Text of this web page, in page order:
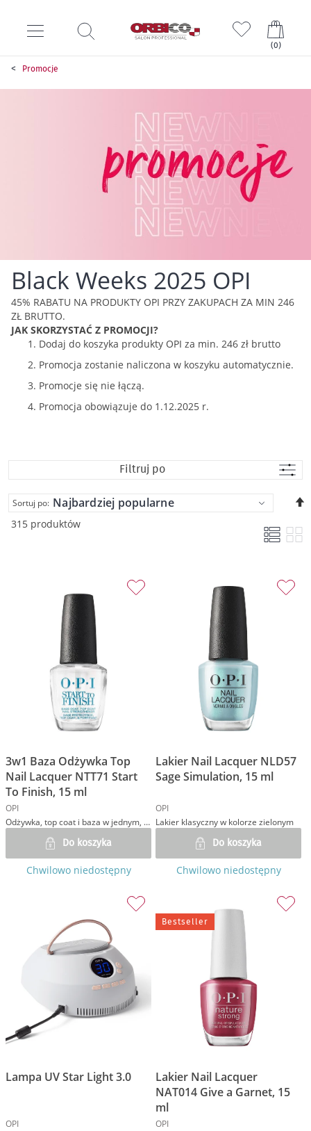
(0)
Promocje
Black Weeks 2025 OPI
45% RABATU NA PRODUKTY OPI PRZY ZAKUPACH ZA MIN 246
ZŁ BRUTTO.
JAK SKORZYSTAĆ Z PROMOCJI?
Dodaj do koszyka produkty OPI za min. 246 zł brutto
Promocja zostanie naliczona w koszyku automatycznie.
Promocje się nie łączą.
Promocja obowiązuje do 1.12.2025 r.
Filtruj po
315 produktów
Sortuj po:
3w1 Baza Odżywka Top
Nail Lacquer NTT71 Start
To Finish, 15 ml
OPI
Odżywka, top coat i baza w jednym, do stylizacji lakierami klasycznymi
Do koszyka
Chwilowo niedostępny
Lakier Nail Lacquer NLD57
Sage Simulation, 15 ml
OPI
Lakier klasyczny w kolorze zielonym
Do koszyka
Chwilowo niedostępny
Lampa UV Star Light 3.0
OPI
Bestseller
Lakier Nail Lacquer
NAT014 Give a Garnet, 15
ml
OPI